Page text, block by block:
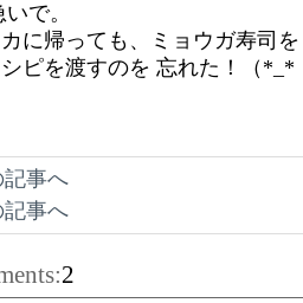
で。
に帰っても、ミョウガ寿司
ピを渡すのを 忘れた！（*_*
記事へ
記事へ
2